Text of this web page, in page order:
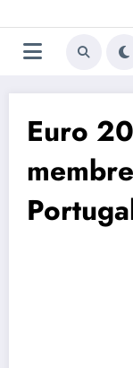
au
contenu
Euro